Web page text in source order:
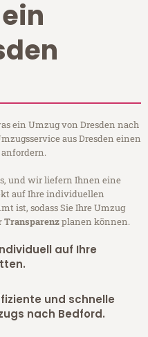
ein Umzug von Dresden nach
aus Dresden einen
und wir liefern Ihnen eine
auf Ihre individuellen
ist, sodass Sie Ihre Umzug
Transparenzplanen können.
auf Ihre
und schnelle
nach Bedford.